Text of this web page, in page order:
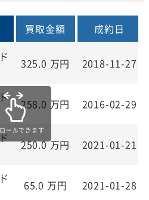
買取金額
成約日
325.0 万円 2018-11-27
258.0 万円 2016-02-29
250.0万円 2021-01-21
65.0 万円 2021-01-28